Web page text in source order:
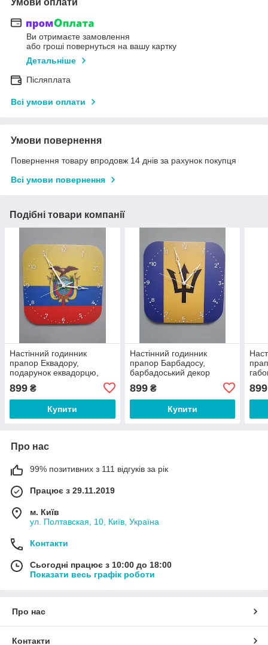
Ви отримаєте замовлення
або гроші повернуться на вашу картку
Детальніше
Післяплата
Всі умови оплати
Умови повернення
Повернення товару впродовж 14 днів за рахунок покупця
Всі умови повернення
Подібні товари компанії
Настінний годинник
прапор Еквадору,
подарунок еквадорцю,
899 ₴
Купити
Настінний годинник
прапор Барбадосу,
барбадоський декор
899₴
Купити
899
Про нас
99% позитивних з 111 відгуків за рік
Працює з 29.11.2019
м. Київ
ул. Полтавская, 10, Київ, Україна
Контакти
Сьогодні працює з 10:00 до 18:00
Показати весь графік роботи
Про нас
Контакти